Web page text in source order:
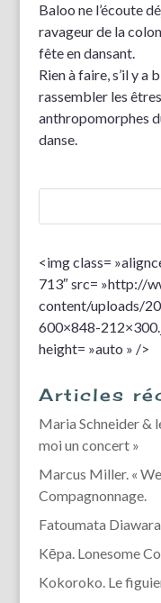
Baloo ne l’écoute
ravageur de la
fête en dansant.
Rien à faire, s’il y a
rassembler les
anthropomorphes
danse.
<img class=
713″ src= »http://
content/uploads/
600×848-
height= »auto » />
Articles
Maria Schneider &
moi un concert »
Marcus Miller. «
Compagnonnage.
Fatoumata
Kēpa. Lonesome
Kokoroko. Le